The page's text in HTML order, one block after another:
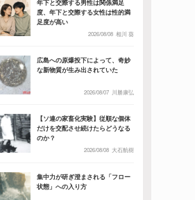
年下と交際する男性は関係満足
度、年下と交際する女性は性的満
足度が高い
2026/08/08 相川 葵
広島への原爆投下によって、奇妙
な新物質が生み出されていた
2026/08/07 川勝康弘
【ソ連の家畜化実験】従順な個体
だけを交配させ続けたらどうなる
のか？
2026/08/08 大石航樹
集中力が研ぎ澄まされる「フロー
状態」への入り方